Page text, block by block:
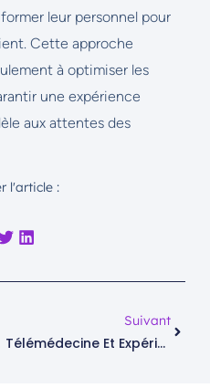
leur personnel pour
Cette approche
à optimiser les
une expérience
aux attentes des
l'article :
Suivant
Télémédecine Et Expérience Patient : Défis Et Opportunités D’une Révolution Numérique